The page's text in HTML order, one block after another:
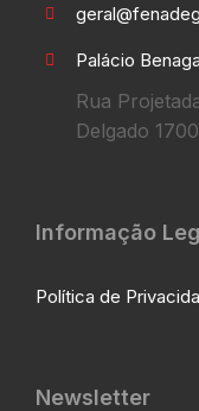
Palácio
Rua
Delgado
Informação
Política de
Newsletter